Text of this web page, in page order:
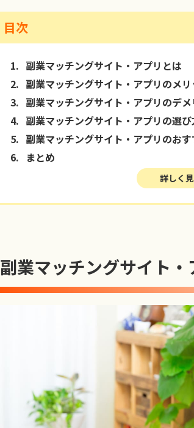
目次
1. 副業マッチングサイト・アプリとは
2. 副業マッチングサイト・アプリのメリ
3. 副業マッチングサイト・アプリのデメ
4. 副業マッチングサイト・アプリの選
5. 副業マッチングサイト・アプリのお
6.
まとめ
詳しく
副業マッチングサイト